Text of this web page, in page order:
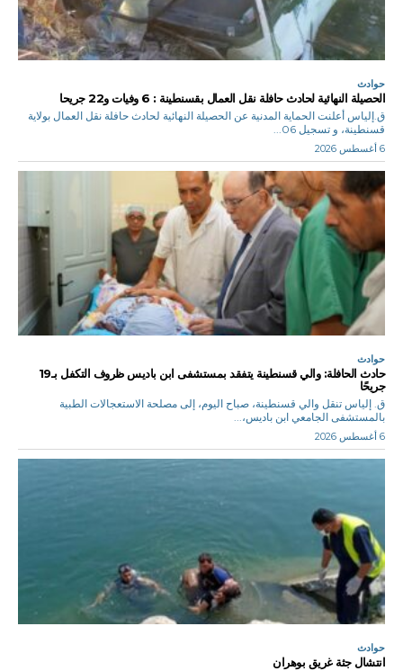
حوادث
الحصيلة النهائية لحادث حافلة نقل العمال بقسنطينة : 6 وفيات و22 جريحا
ق.إلياس أعلنت الحماية المدنية عن الحصيلة النهائية لحادث حافلة نقل العمال بولاية
قسنطينة، و تسجيل 06...
6 أغسطس 2026
حوادث
حادث الحافلة: والي قسنطينة يتفقد بمستشفى ابن باديس ظروف التكفل بـ19
جريحًا
ق. إلياس تنقل والي قسنطينة، صباح اليوم، إلى مصلحة الاستعجالات الطبية
بالمستشفى الجامعي ابن باديس،...
6 أغسطس 2026
حوادث
انتشال جثة غريق بوهران